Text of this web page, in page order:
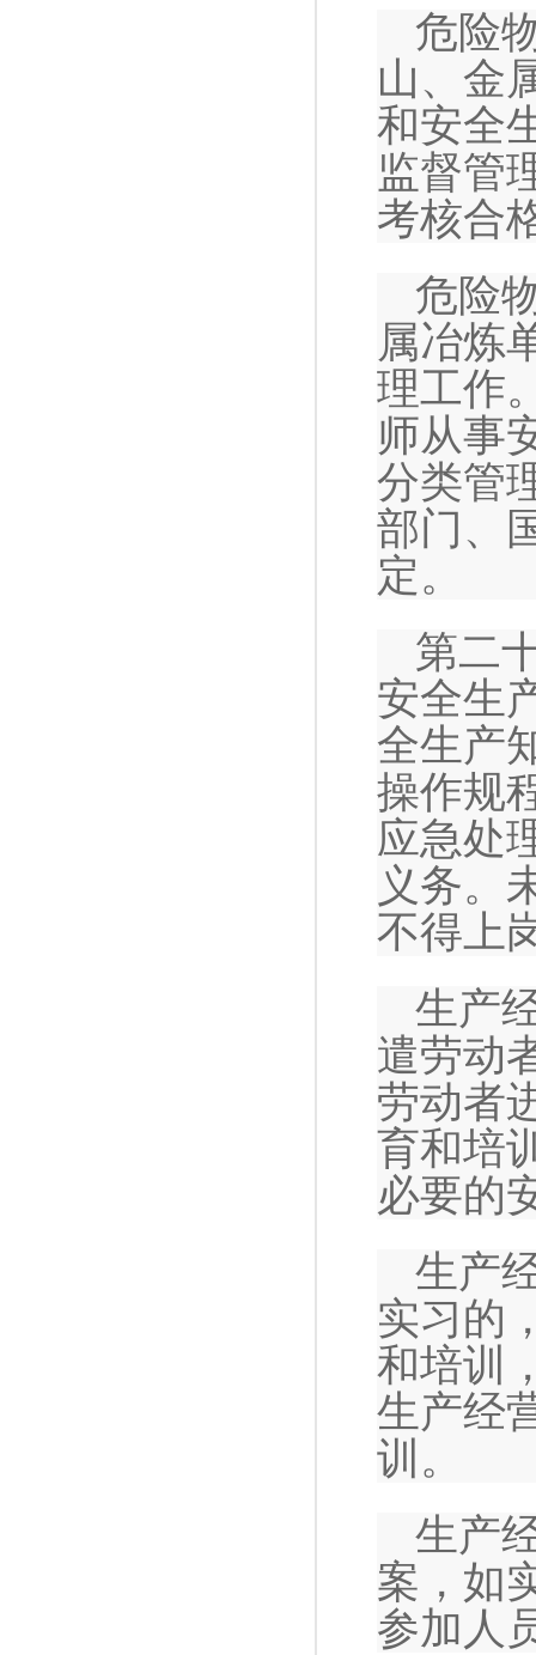
危险
山、金
和安全
监督管
考核合
危险
属冶炼
理工作
师从事
分类管
部门、
定。
第二
安全生
全生产
操作规
应急处
义务。
不得上
生产
遣劳动
劳动者
育和培
必要的
生产
实习的
和培训
生产经
训。
生产
案，如
参加人